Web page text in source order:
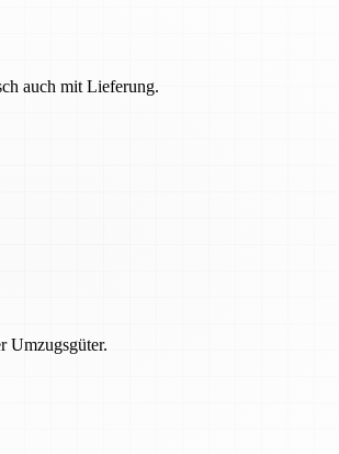
auch mit Lieferung.
Umzugsgüter.